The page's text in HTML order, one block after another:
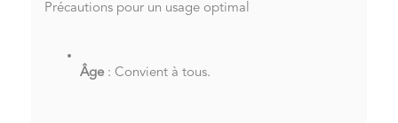
Précautions pour un usage optimal
Âge : Convient à tous.